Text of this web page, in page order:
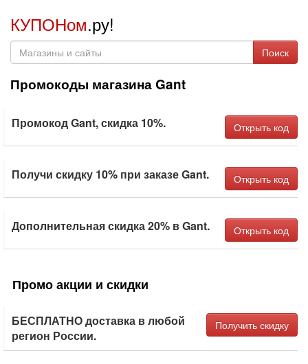
КУПОНом.ру!
Поиск
Промокоды магазина Gant
Промокод Gant, скидка 10%. Открыть код
Получи скидку 10% при заказе Gant. Открыть код
Дополнительная скидка 20% в Gant. Открыть код
Промо акции и скидки
БЕСПЛАТНО доставка в любой
регион России.
Получить скидку